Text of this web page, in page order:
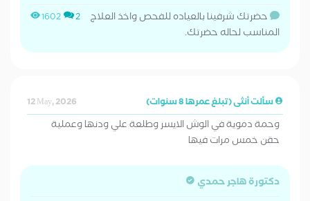
1602 2
حضرتك شرفينا بالعياده للفحص واخذ العلاج
المناسب لحاله حضرتك.
سألت أنثى (تبلغ عمرها 8 سنوات) 12 May, 2026
وحمة دموية في الوش الايسر وطلعة علي ودنها وعملية
حقن خمس مرات فيها
دكتورة هاجر حمدي